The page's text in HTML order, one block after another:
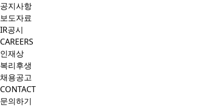
공지사항
보도자료
IR공시
CAREERS
인재상
복리후생
채용공고
CONTACT
문의하기